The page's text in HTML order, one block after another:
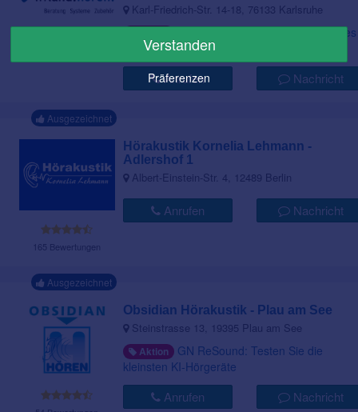
Karl-Friedrich-Str. 14-18, 76133 Karlsruhe
iffland.hören. feiert sein 70-jähriges
Jubiläum
Anrufen Nachricht
Ausgezeichnet
165 Bewertungen
Hörakustik Kornelia Lehmann -
Adlershof 1
Albert-Einstein-Str. 4, 12489 Berlin
Anrufen Nachricht
Ausgezeichnet
Obsidian Hörakustik - Plau am See
Steinstrasse 13, 19395 Plau am See
Aktion GN ReSound: Testen Sie die
kleinsten KI-Hörgeräte
Anrufen Nachricht
Verstanden
Präferenzen